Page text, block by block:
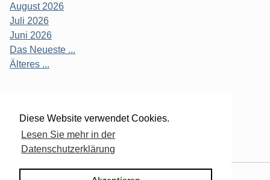
Diese Website verwendet Cookies.
Lesen Sie mehr in der
Datenschutzerklärung
August 2026
Juli 2026
Juni 2026
Das Neueste ...
Älteres ...
Login
& the 2k11